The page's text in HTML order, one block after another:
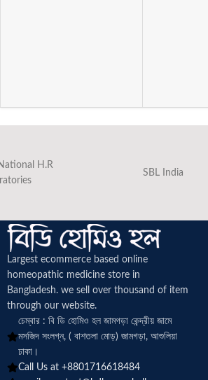
H.R
SBL India
Largest ecommerce based online
homeopathic medicine store in
Bangladesh. we sell over thousand of item
through our website.
চেম্বার : বি ডি হোমিও হল জামগড়া কেন্দ্রীয় জামে
মসজিদ সংলগ্ন, ( বাশতলা মোড়) জামগড়া, আশুলিয়া
ঢাকা।
Call Us at +8801716618484